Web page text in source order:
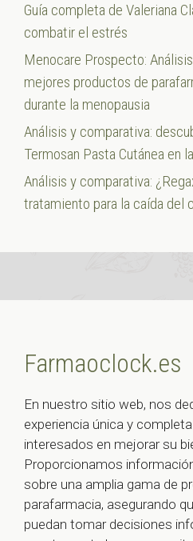
Guía completa de Valeriana
combatir el estrés
Menocare Prospecto:
mejores productos de
durante la menopausia
Análisis y comparativa:
Termosan Pasta Cutánea en
Análisis y comparativa:
tratamiento para la caída del
Farmaoclock.es
En nuestro sitio web, nos
experiencia única y
interesados en mejorar su
Proporcionamos
sobre una amplia gama de
parafarmacia, asegurando
puedan tomar decisiones